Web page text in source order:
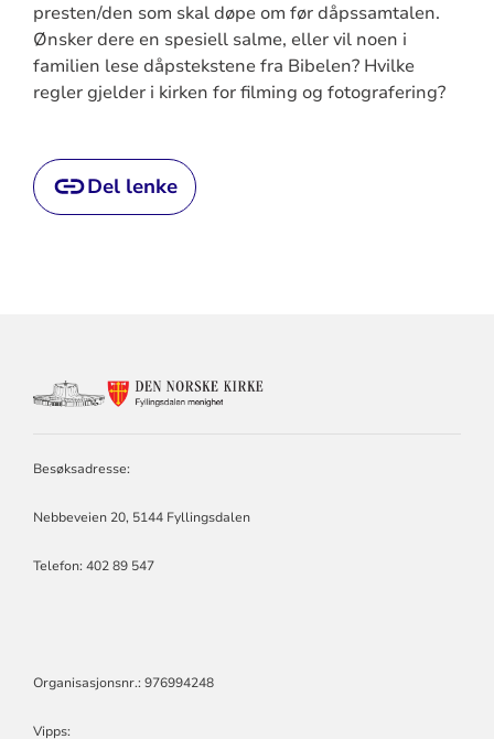
presten/den som skal døpe om før dåpssamtalen.
Ønsker dere en spesiell salme, eller vil noen i
familien lese dåpstekstene fra Bibelen? Hvilke
regler gjelder i kirken for filming og fotografering?
Del lenke
Besøksadresse:
Nebbeveien 20, 5144 Fyllingsdalen
Telefon: 402 89 547
Organisasjonsnr.: 976994248
Vipps: